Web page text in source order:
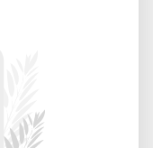
digitalisieren
einfache